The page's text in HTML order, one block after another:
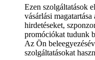
Ezen szolgáltatások
vásárlási
hirdetéseket,
promóciókat tudunk
Az Ön
szolgáltatásokat